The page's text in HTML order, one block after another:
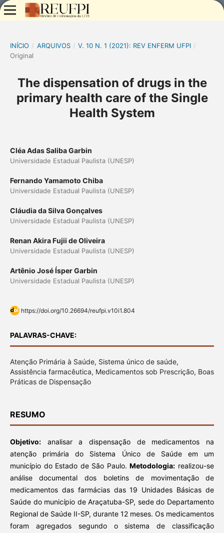
INÍCIO / ARQUIVOS / V. 10 N. 1 (2021): REV ENFERM UFPI /
Original
The dispensation of drugs in the
primary health care of the Single
Health System
Cléa Adas Saliba Garbin
Universidade Estadual Paulista (UNESP)
Fernando Yamamoto Chiba
Universidade Estadual Paulista (UNESP)
Cláudia da Silva Gonçalves
Universidade Estadual Paulista (UNESP)
Renan Akira Fujii de Oliveira
Universidade Estadual Paulista (UNESP)
Artênio José Ísper Garbin
Universidade Estadual Paulista (UNESP)
https://doi.org/10.26694/reufpi.v10i1.804
PALAVRAS-CHAVE:
Atenção Primária à Saúde, Sistema único de saúde,
Assistência farmacêutica, Medicamentos sob Prescrição, Boas
Práticas de Dispensação
RESUMO
Objetivo:analisar a dispensação de medicamentos na
atenção primária do Sistema Único de Saúde em um
município do Estado de São Paulo.Metodologia: realizou-se
análise documental dos boletins de movimentação de
medicamentos das farmácias das 19 Unidades Básicas de
Saúde do município de Araçatuba-SP, sede do Departamento
Regional de Saúde II-SP, durante 12 meses. Os medicamentos
foram agregados segundo o sistema de classificação